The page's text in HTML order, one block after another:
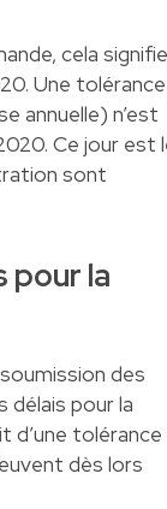
cela signifie
Une tolérance
annuelle) n’est
Ce jour est
sont
pour la
des
délais pour la
d’une tolérance
dès lors